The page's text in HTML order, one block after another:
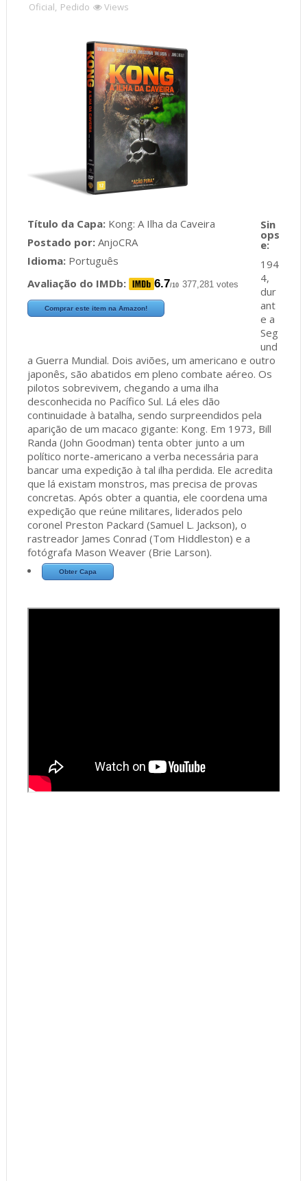
Oficial, Pedido Views
Título da Capa:Kong: A Ilha da Caveira
Postado por:AnjoCRA
Idioma:Português
Avaliação do IMDb:
6.7/10 377,281 votes
Comprar este item na Amazon!
194
4,
dur
ant
e a
Seg
und
a Guerra Mundial. Dois aviões, um americano e outro
japonês, são abatidos em pleno combate aéreo. Os
pilotos sobrevivem, chegando a uma ilha
desconhecida no Pacífico Sul. Lá eles dão
continuidade à batalha, sendo surpreendidos pela
aparição de um macaco gigante: Kong. Em 1973, Bill
Randa (John Goodman) tenta obter junto a um
político norte-americano a verba necessária para
bancar uma expedição à tal ilha perdida. Ele acredita
que lá existam monstros, mas precisa de provas
concretas. Após obter a quantia, ele coordena uma
expedição que reúne militares, liderados pelo
coronel Preston Packard (Samuel L. Jackson), o
rastreador James Conrad (Tom Hiddleston) e a
fotógrafa Mason Weaver (Brie Larson).
Obter Capa